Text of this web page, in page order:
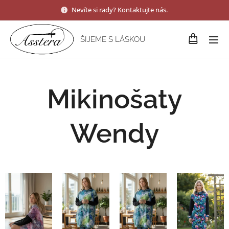
Nevíte si rady? Kontaktujte nás.
ŠIJEME S LÁSKOU
Mikinošaty
Wendy